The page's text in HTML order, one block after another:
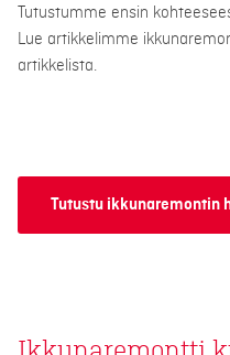
Tutustumme ensin
Lue artikkelimme
artikkelista.
Tutustu ikkunaremontin